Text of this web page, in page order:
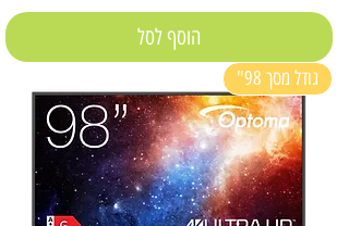
הוסף לסל
גודל מסך 98"